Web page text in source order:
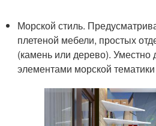
Морской стиль.
плетеной мебели, простых
(камень или дерево). Уместно
элементами морской